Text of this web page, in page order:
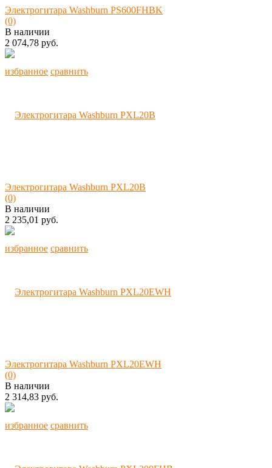
избранное сравнить
Электрогитара Washburn PS600FHBK
(0)
В наличии
2 074,78 руб.
избранное сравнить
Электрогитара Washburn PXL20B
(0)
В наличии
2 235,01 руб.
избранное сравнить
Электрогитара Washburn PXL20EWH
(0)
В наличии
2 314,83 руб.